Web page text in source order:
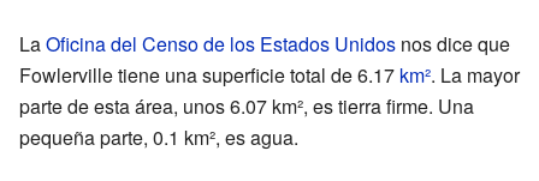
LaOficina del Censo de los Estados Unidos nos dice que
Fowlerville tiene una superficie total de 6.17 km². La mayor
parte de esta área, unos 6.07 km², es tierra firme. Una
pequeña parte, 0.1 km², es agua.